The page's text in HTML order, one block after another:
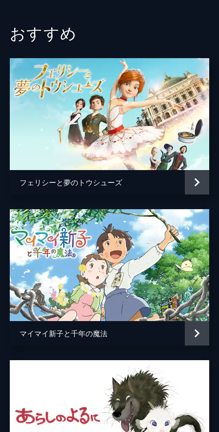
遺失物係 神田松之丞
ミライちゃん（赤ちゃん） 本渡楓
くんちゃん（男子高校生） 畠中祐
真田アサミ
おかあさん（少女） 雑賀サクラ
中村正
田中一永
玉川砂記子
井上肇
加藤虎ノ介
盛永晶月
小山春朋
斎藤來奏
真凛
監督
細田守
高木正勝
アニメーション制作 スタジオ地図
おすすめ
フェリシーと夢のトウシューズ
マイマイ新子と千年の魔法